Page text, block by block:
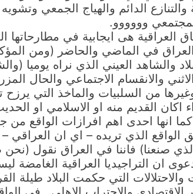
الدائم والهياج الجمعي
وووووو.
هى ايجابية في مطارحاتها
العراق في الماضي والحاضر (ومن
والشاهد العيني الذي نراه يوميا
والانقسام الاجتماعي والحال
من السلبيات والماخذ التي
القديم منه او الاسلامي او
كما انها احدى اهم افرازات الواقع
الواقع الذي تريده – اي ان
صنعنا) فاننا في العراق نقول (نحن
التراجيديا العراقية الغامضة
والاحتلالات التي حكمت البلاد طيلة